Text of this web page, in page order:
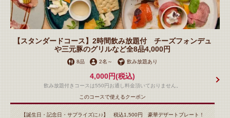
【スタンダードコース】2時間飲み放題付 チーズフォンデュ
や三元豚のグリルなど全8品4,000円
8品 2名～ 飲み放題あり
4,000円(税込)
飲み放題付きコースは550円お通し料金頂いておりません。
このコースで使えるクーポン
【誕生日・記念日・サプライズに♪♪】 税込1,500円 豪華デザートプレート！
お店情報をコピー
閉じる